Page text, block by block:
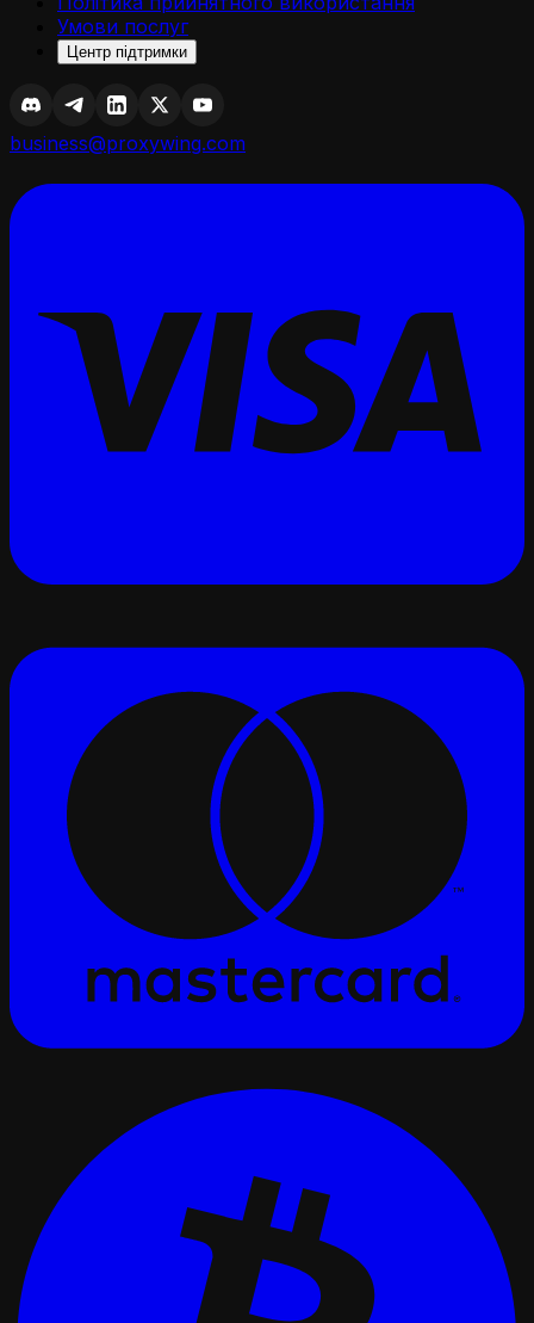
Умови послуг
Центр підтримки
business@proxywing.com